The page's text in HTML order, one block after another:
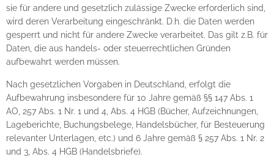
sie für andere und gesetzlich zulässige Zwecke erforderlich sind,
wird deren Verarbeitung eingeschränkt. D.h. die Daten werden
gesperrt und nicht für andere Zwecke verarbeitet. Das gilt z.B. für
Daten, die aus handels- oder steuerrechtlichen Gründen
aufbewahrt werden müssen.
Nach gesetzlichen Vorgaben in Deutschland, erfolgt die
Aufbewahrung insbesondere für 10 Jahre gemäß §§ 147 Abs. 1
AO, 257 Abs. 1 Nr. 1 und 4, Abs. 4 HGB (Bücher, Aufzeichnungen,
Lageberichte, Buchungsbelege, Handelsbücher, für Besteuerung
relevanter Unterlagen, etc.) und 6 Jahre gemäß § 257 Abs. 1 Nr. 2
und 3, Abs. 4 HGB (Handelsbriefe).